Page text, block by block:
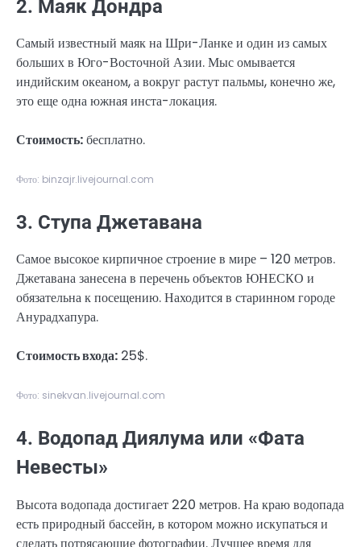
2. Маяк Дондра
Самый известный маяк на Шри-Ланке и один из самых
больших в Юго-Восточной Азии. Мыс омывается
индийским океаном, а вокруг растут пальмы, конечно же,
это еще одна южная инста-локация.
Стоимость:бесплатно.
Фото: binzajr.livejournal.com
3. Ступа Джетавана
Самое высокое кирпичное строение в мире – 120 метров.
Джетавана занесена в перечень объектов ЮНЕСКО и
обязательна к посещению. Находится в старинном городе
Анурадхапура.
Стоимость входа: 25$.
Фото: sinekvan.livejournal.com
4. Водопад Диялума или «Фата
Невесты»
Высота водопада достигает 220 метров. На краю водопада
есть природный бассейн, в котором можно искупаться и
сделать потрясающие фотографии. Лучшее время для